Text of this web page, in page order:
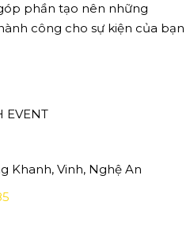
phần tạo nên những
công cho sự kiện của bạn
EVENT
Khanh, Vinh, Nghệ An